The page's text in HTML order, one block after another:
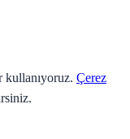
kullanıyoruz. Çerez